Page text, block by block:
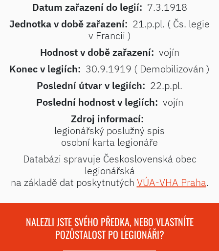
Datum zařazení do legií: 7.3.1918
Jednotka v době zařazení: 21.p.pl. ( Čs. legie
v Francii )
Hodnost v době zařazení: vojín
Konec v legiích: 30.9.1919 ( Demobilizován )
Poslední útvar v legiích: 22.p.pl.
Poslední hodnost v legiích: vojín
Zdroj informací:
legionářský poslužný spis
osobní karta legionáře
Databázi spravuje Československá obec
legionářská
na základě dat poskytnutých VÚA-VHA Praha.
NALEZLI JSTE SVÉHO PŘEDKA, NEBO VLASTNÍTE
POZŮSTALOST PO LEGIONÁŘI?